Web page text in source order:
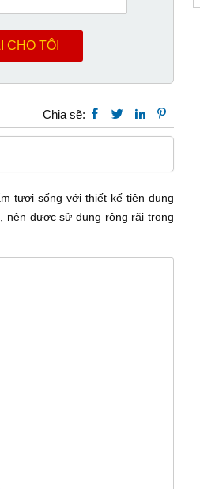
CHO TÔI
Chia sẽ:
tươi sống với thiết kế tiện dụng
nên được sử dụng rộng rãi trong